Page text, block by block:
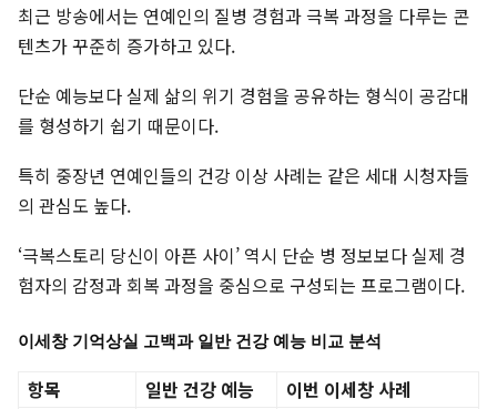
최근 방송에서는 연예인의 질병 경험과 극복 과정을 다루는 콘
텐츠가 꾸준히 증가하고 있다.
단순 예능보다 실제 삶의 위기 경험을 공유하는 형식이 공감대
를 형성하기 쉽기 때문이다.
특히 중장년 연예인들의 건강 이상 사례는 같은 세대 시청자들
의 관심도 높다.
‘극복스토리 당신이 아픈 사이’ 역시 단순 병 정보보다 실제 경
험자의 감정과 회복 과정을 중심으로 구성되는 프로그램이다.
이세창 기억상실 고백과 일반 건강 예능 비교 분석
항목 일반 건강 예능
이번 이세창 사례